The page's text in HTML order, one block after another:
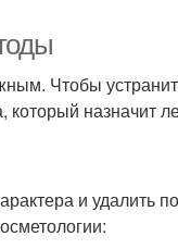
Чтобы
который назначит
и удалить